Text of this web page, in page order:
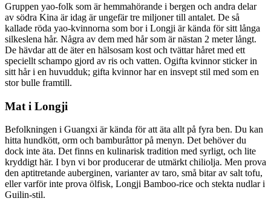
Gruppen yao-folk som är hemmahörande i bergen och andra delar
av södra Kina är idag är ungefär tre miljoner till antalet. De så
kallade röda yao-kvinnorna som bor i Longji är kända för sitt långa
silkeslena hår. Några av dem med hår som är nästan 2 meter långt.
De hävdar att de äter en hälsosam kost och tvättar håret med ett
speciellt schampo gjord av ris och vatten. Ogifta kvinnor sticker in
sitt hår i en huvudduk; gifta kvinnor har en insvept stil med som en
stor bulle framtill.
Mat i Longji
Befolkningen i Guangxi är kända för att äta allt på fyra ben. Du kan
hitta hundkött, orm och bamburåttor på menyn. Det behöver du
dock inte äta. Det finns en kulinarisk tradition med syrligt, och lite
kryddigt här. I byn vi bor producerar de utmärkt chiliolja. Men prova
den aptitretande auberginen, varianter av taro, små bitar av salt tofu,
eller varför inte prova ölfisk, Longji Bamboo-rice och stekta nudlar i
Guilin-stil.